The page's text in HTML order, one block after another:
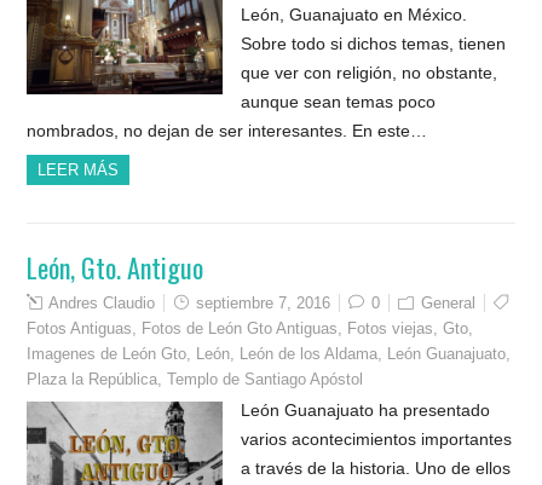
León, Guanajuato en México.
Sobre todo si dichos temas, tienen
que ver con religión, no obstante,
aunque sean temas poco
nombrados, no dejan de ser interesantes. En este…
LEER MÁS
León, Gto. Antiguo
Andres Claudio septiembre 7, 2016 0
General
Fotos Antiguas
Fotos de León Gto Antiguas Fotos viejas ,Gto
Imagenes de León Gto
León León de los Aldama León Guanajuato
Plaza la República ,Templo de Santiago Apóstol
León Guanajuato ha presentado
varios acontecimientos importantes
a través de la historia. Uno de ellos